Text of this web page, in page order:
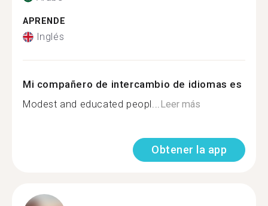
APRENDE
Inglés
Mi compañero de intercambio de idiomas es
Modest and educated peopl...Leer más
Obtener la app